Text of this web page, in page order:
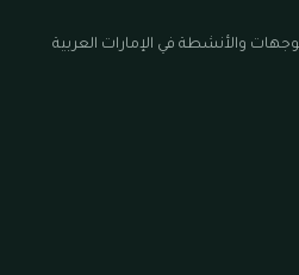
والأنشطة في الإمارات العربية